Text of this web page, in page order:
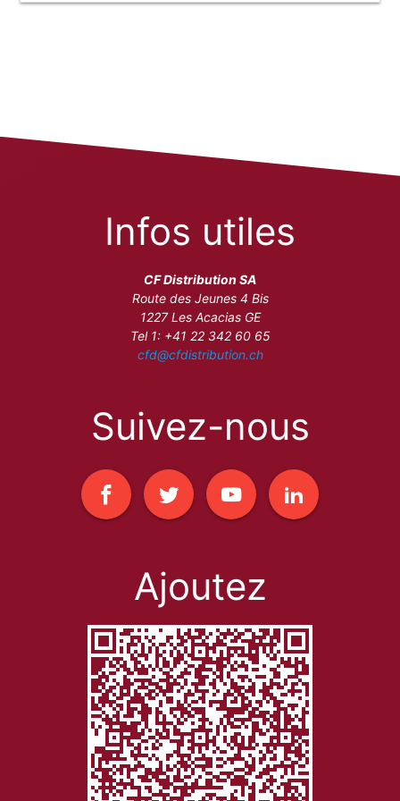
Infos utiles
CF Distribution SA
Route des Jeunes 4 Bis
1227 Les Acacias GE
Tel 1: +41 22 342 60 65
cfd@cfdistribution.ch
Suivez-nous
Ajoutez